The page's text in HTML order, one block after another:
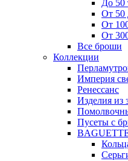
До 50
От 50
От
От
Все броши
Коллекции
Империя
Ренессанс
Изделия из
Пусеты с